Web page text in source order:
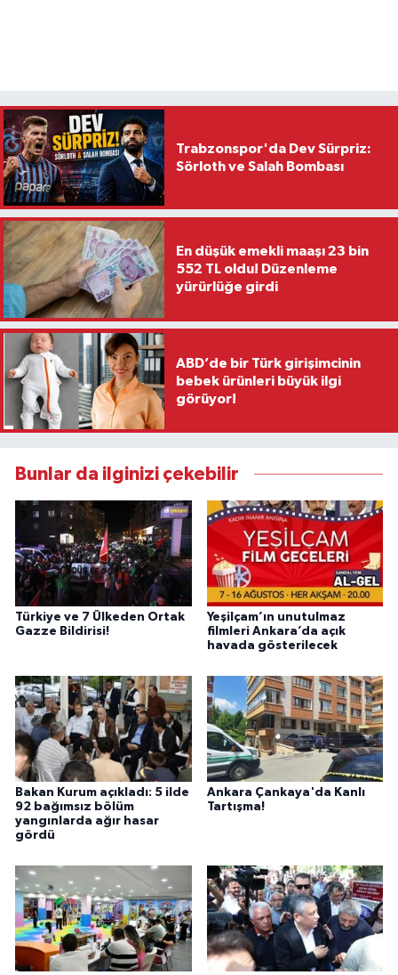
Trabzonspor'da Dev Sürpriz:
Sörloth ve Salah Bombası
En düşük emekli maaşı 23 bin
552 TL oldu! Düzenleme
yürürlüğe girdi
ABD’de bir Türk girişimcinin
bebek ürünleri büyük ilgi
görüyor!
Bunlar da ilginizi çekebilir
Türkiye ve 7 Ülkeden Ortak
Gazze Bildirisi!
Yeşilçam’ın unutulmaz
filmleri Ankara’da açık
havada gösterilecek
Bakan Kurum açıkladı: 5 ilde
92 bağımsız bölüm
yangınlarda ağır hasar
gördü
Ankara Çankaya'da Kanlı
Tartışma!